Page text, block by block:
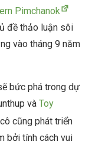
Pimchanok
đề thảo luận sôi
vào tháng 9 năm
bức phá trong dự
và Toy
cũng phát triển
bởi tính cách vui